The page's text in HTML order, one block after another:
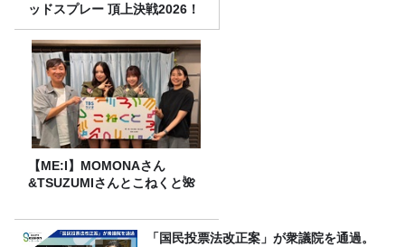
ッドスプレー 頂上決戦2026！
【ME:I】MOMONAさん
&TSUZUMIさんとこねくと🌺
「国民投票法改正案」が衆議院を通過。